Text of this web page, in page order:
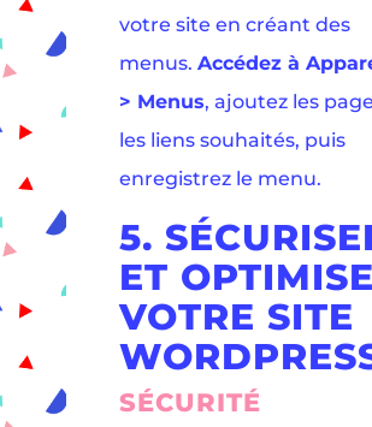
votre site en créant des
menus. Accédez à
> Menus, ajoutez les
les liens souhaités, puis
enregistrez le menu.
5.
ET
VOTRE SITE
SÉCURITÉ